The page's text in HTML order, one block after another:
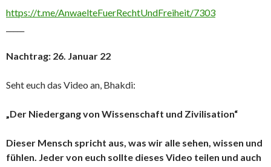
https://t.me/AnwaelteFuerRechtUndFreiheit/7303
Nachtrag: 26. Januar 22
Seht euch das Video an, Bhakdi:
„Der Niedergang von Wissenschaft und Zivilisation“
Dieser Mensch spricht aus, was wir alle sehen, wissen und
fühlen. Jeder von euch sollte dieses Video teilen und auch